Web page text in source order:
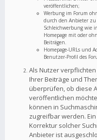
veröffentlichen;
Werbung im Forum
durch den Anbieter zu
Schleichwerbung wie
Homepage mit oder
Beiträgen.
Homepage-URLs und
Benutzer-Profil des
Als Nutzer
Ihrer Beiträge und
überprüfen, ob diese
veröffentlichen
können in
zugreifbar werden.
Korrektur solcher
Anbieter ist